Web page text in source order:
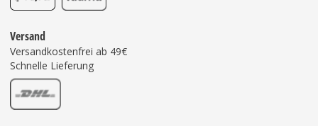
Versand
Versandkostenfrei ab 49€
Schnelle Lieferung